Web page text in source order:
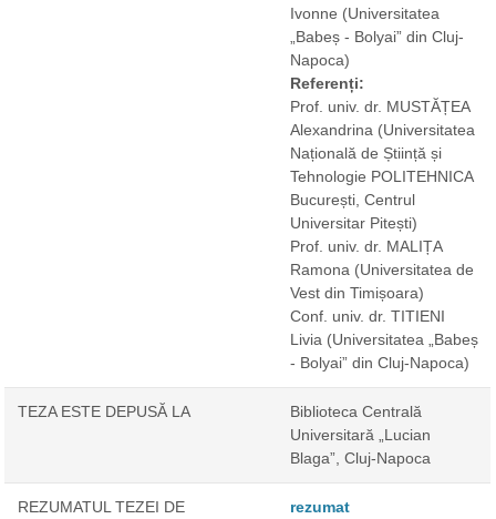
Ivonne (Universitatea
„Babeș - Bolyai” din Cluj-
Napoca)
Referenți:
Prof. univ. dr. MUSTĂȚEA
Alexandrina (Universitatea
Națională de Știință și
Tehnologie POLITEHNICA
București, Centrul
Universitar Pitești)
Prof. univ. dr. MALIȚA
Ramona (Universitatea de
Vest din Timișoara)
Conf. univ. dr. TITIENI
Livia (Universitatea „Babeș
- Bolyai” din Cluj-Napoca)
TEZA ESTE DEPUSĂ LA
Biblioteca Centrală
Universitară „Lucian
Blaga”, Cluj-Napoca
REZUMATUL TEZEI DE
rezumat